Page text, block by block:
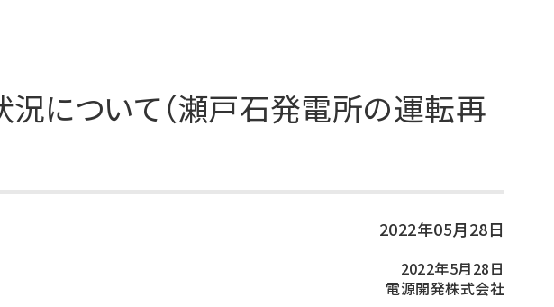
DXの取り組み
ESGデータ集
況について（瀬戸石発電所の運転再
2022年05月28日
2022年5月28日
電源開発株式会社